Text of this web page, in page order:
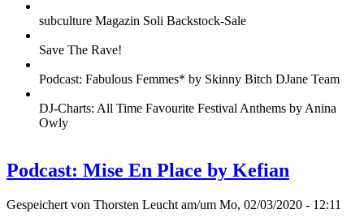
subculture Magazin Soli Backstock-Sale
Save The Rave!
Podcast: Fabulous Femmes* by Skinny Bitch DJane Team
DJ-Charts: All Time Favourite Festival Anthems by Anina
Owly
Podcast: Mise En Place by Kefian
Gespeichert von Thorsten Leucht am/um Mo, 02/03/2020 - 12:11